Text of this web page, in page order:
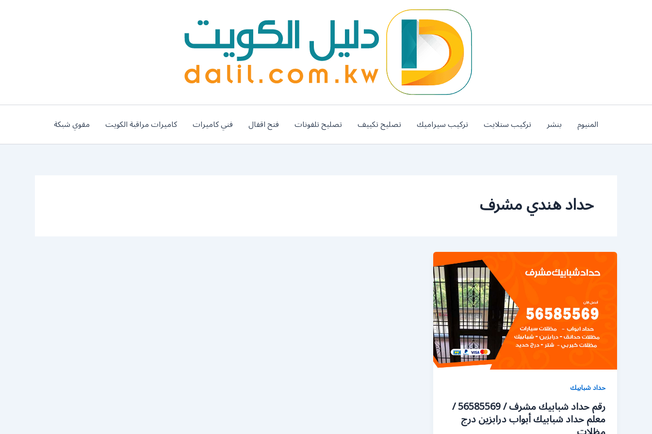
المنيوم بنشر تركيب ستلايت تركيب سيراميك تصليح تكييف تصليح تلفونات فتح اقفال فني كاميرات كاميرات مراقبة الكويت مقوي شبكة
حداد هندي مشرف
حداد شبابيك
رقم حداد شبابيك مشرف / 56585569 /
معلم حداد شبابيك أبواب درابزين درج